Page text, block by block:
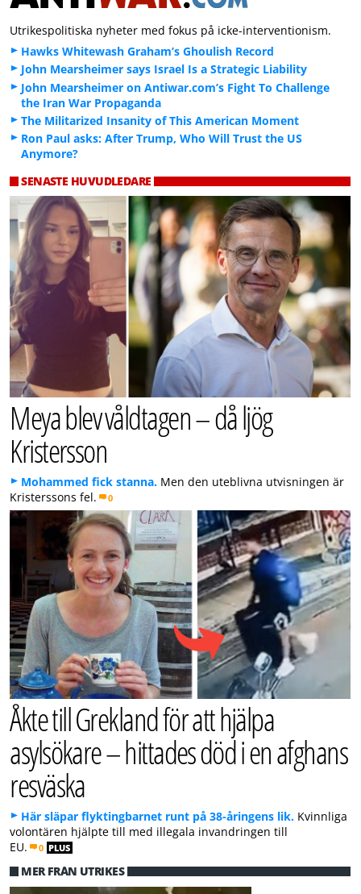
Utrikespolitiska nyheter med fokus på icke-interventionism.
Hawks Whitewash Graham’s Ghoulish Record
John Mearsheimer says Israel Is a Strategic Liability
John Mearsheimer on Antiwar.com’s Fight To Challenge
the Iran War Propaganda
The Militarized Insanity of This American Moment
Ron Paul asks: After Trump, Who Will Trust the US
Anymore?
SENASTE HUVUDLEDARE
Meya blev våldtagen – då ljög
Kristersson
Mohammed fick stanna. Men den uteblivna utvisningen är
Kristerssons fel.
0
Åkte till Grekland för att hjälpa
asylsökare – hittades död i en afghans
resväska
Här släpar flyktingbarnet runt på 38-åringens lik. Kvinnliga
volontären hjälpte till med illegala invandringen till
EU.
0 PLUS
MER FRÅN UTRIKES